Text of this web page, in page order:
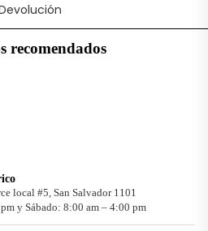
recomendados
local #5, San Salvador 1101
y Sábado: 8:00 am – 4:00 pm